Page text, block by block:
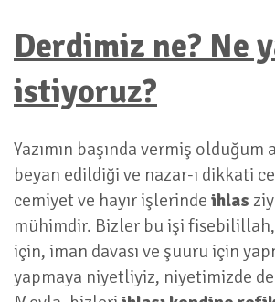
Derdimiz ne? Ne
istiyoruz?
Yazımın başında vermiş
beyan edildiği ve nazar-ı dikkati
cemiyet ve hayır işlerinde ihlas
mühimdir. Bizler bu işi fisebilillah,
için, iman davası ve şuuru için
yapmaya niyetliyiz, niyetimizde de